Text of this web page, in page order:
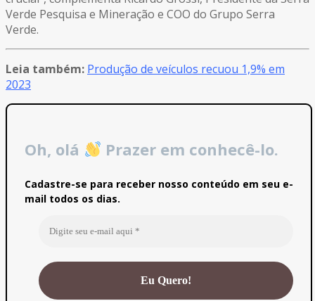
Verde Pesquisa e Mineração e COO do Grupo Serra
Verde.
Leia também: Produção de veículos recuou 1,9% em
2023
Oh, olá Prazer em conhecê-lo.
Cadastre-se para receber nosso conteúdo em seu e-
mail todos os dias.